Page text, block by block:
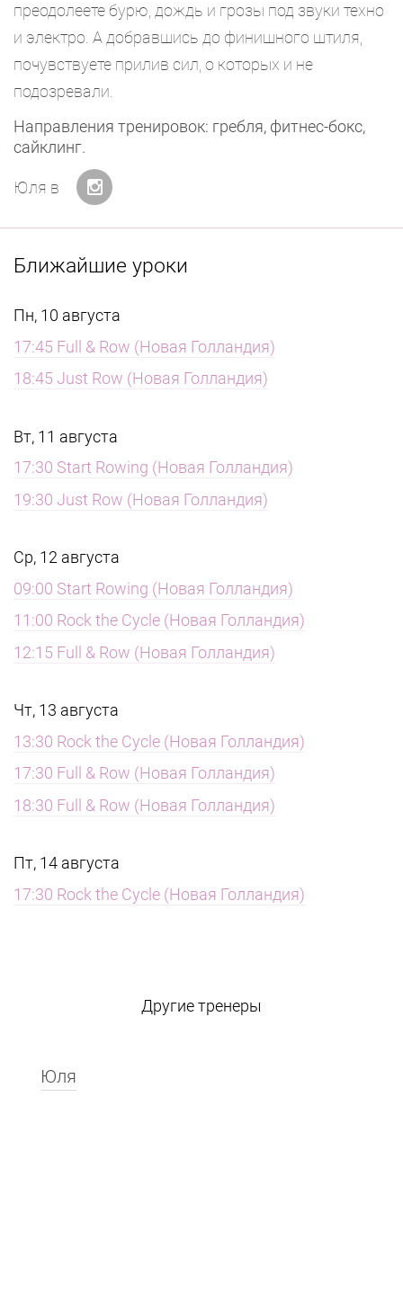
преодолеете бурю, дождь и грозы под звуки техно
и электро. А добравшись до финишного штиля,
почувствуете прилив сил, о которых и не
подозревали.
Направления тренировок: гребля, фитнес-бокс,
сайклинг.
Юля в
Ближайшие уроки
Пн, 10 августа
17:45 Full & Row (Новая Голландия)
18:45 Just Row (Новая Голландия)
Вт, 11 августа
17:30 Start Rowing (Новая Голландия)
19:30 Just Row (Новая Голландия)
Ср, 12 августа
09:00 Start Rowing (Новая Голландия)
11:00 Rock the Cycle (Новая Голландия)
12:15 Full & Row (Новая Голландия)
Чт, 13 августа
13:30 Rock the Cycle (Новая Голландия)
17:30 Full & Row (Новая Голландия)
18:30 Full & Row (Новая Голландия)
Пт, 14 августа
17:30 Rock the Cycle (Новая Голландия)
Другие тренеры
Юля